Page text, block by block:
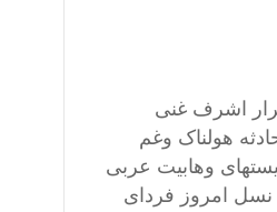
اشرف غنی
وجهانیان حادثه هولناک وغم
وهابیت عربی
نسل امروز فردای